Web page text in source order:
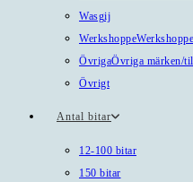
Wasgij
Werkshoppe
ÖvrigaÖvriga märken/
Övrigt
Antal bitar
12-100 bitar
150 bitar